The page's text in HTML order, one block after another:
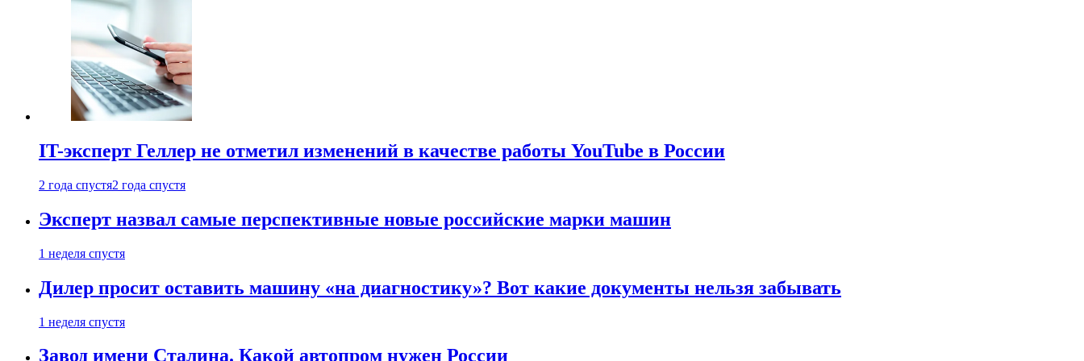
IT-эксперт Геллер не отметил изменений в качестве работы YouTube в России
2 года спустя2 года спустя
Эксперт назвал самые перспективные новые российские марки машин
1 неделя спустя
Дилер просит оставить машину «на диагностику»? Вот какие документы нельзя забывать
1 неделя спустя
Завод имени Сталина. Какой автопром нужен России